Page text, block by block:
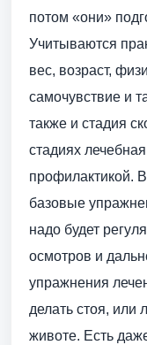
потом «они»
Учитываются
вес, возраст,
самочувствие и
также и стадия
стадиях
профилактикой.
базовые
надо будет
осмотров и
упражнения
делать стоя, или
животе. Есть